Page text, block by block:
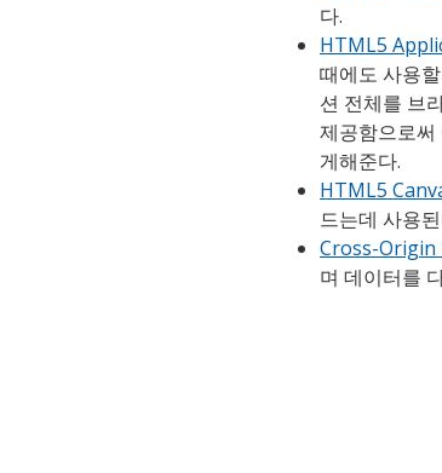
다.
HTML5
때에도 사용
션 전체를 브
제공함으로써
게해준다.
HTML5
드는데 사용
Cross-Origin
며 데이터를